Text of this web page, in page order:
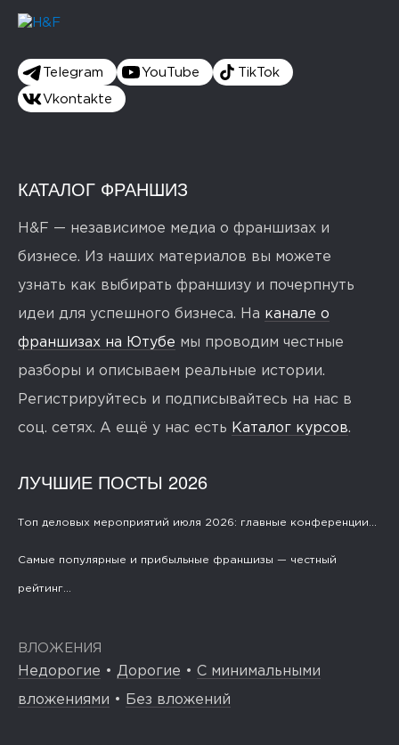
Telegram YouTube TikTok
Vkontakte
КАТАЛОГ ФРАНШИЗ
H&F — независимое медиа о франшизах и
бизнесе. Из наших материалов вы можете
узнать как выбирать франшизу и почерпнуть
идеи для успешного бизнеса. На канале о
франшизах на Ютубе мы проводим честные
разборы и описываем реальные истории.
Регистрируйтесь и подписывайтесь на нас в
соц. сетях. А ещё у нас есть Каталог курсов.
ЛУЧШИЕ ПОСТЫ 2026
Топ деловых мероприятий июля 2026: главные конференции...
Самые популярные и прибыльные франшизы — честный
рейтинг...
ВЛОЖЕНИЯ
Недорогие • Дорогие • С минимальными
вложениями • Без вложений